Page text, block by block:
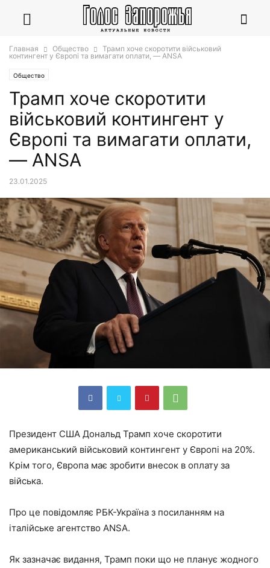
Главная Общество
Трамп хоче скоротити військовий
контингент у Європі та вимагати оплати, — ANSA
Общество
Трамп хоче скоротити
військовий контингент у
Європі та вимагати оплати,
— ANSA
23.01.2025
Президент США Дональд Трамп хоче скоротити
американський військовий контингент у Європі на 20%.
Крім того, Європа має зробити внесок в оплату за
війська.
Про це повідомляє РБК-Україна з посиланням на
італійське агентство ANSA.
Як зазначає видання, Трамп поки що не планує жодного